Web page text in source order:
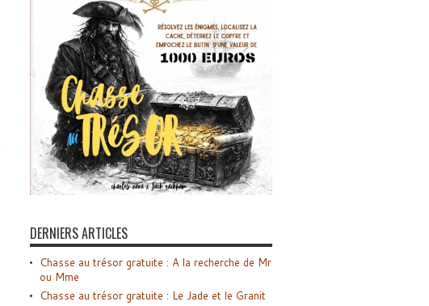
DERNIERS ARTICLES
Chasse au trésor gratuite : A la recherche de Mr
ou Mme
Chasse au trésor gratuite : Le Jade et le Granit